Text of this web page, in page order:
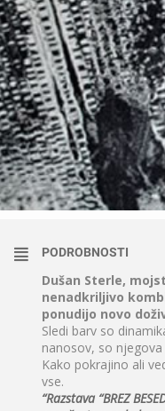
PODROBNOSTI
Dušan Sterle,
nenadkriljivo
ponudijo novo
Sledi barv so
nanosov, so
Kako pokrajino ali
vse.
“Razstava “BREZ